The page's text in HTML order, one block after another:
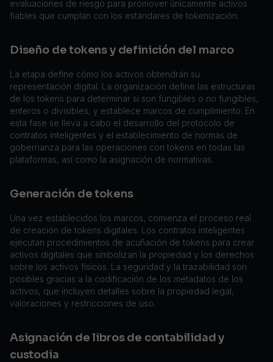
evaluaciones de riesgo para promover únicamente activos
fiables que cumplan con los estándares de tokenización.
Diseño de tokens y definición del marco
La etapa define cómo los activos obtendrán su
representación digital. La organización define las estructuras
de los tokens para determinar si son fungibles o no fungibles,
enteros o divisibles, y establece marcos de cumplimiento. En
esta fase se lleva a cabo el desarrollo del protocolo de
contratos inteligentes y el establecimiento de normas de
gobernanza para las operaciones con tokens en todas las
plataformas, así como la asignación de normativas.
Generación de tokens
Una vez establecidos los marcos, comienza el proceso real
de creación de tokens digitales. Los contratos inteligentes
ejecutan procedimientos de acuñación de tokens para crear
activos digitales que simbolizan la propiedad y los derechos
sobre los activos físicos. La seguridad y la trazabilidad son
posibles gracias a la codificación de los metadatos de los
activos, que incluyen detalles sobre la propiedad legal,
valoraciones y restricciones de uso.
Asignación de libros de contabilidad y
custodia